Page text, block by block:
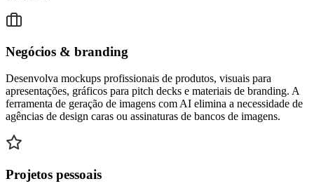
Negócios & branding
Desenvolva mockups profissionais de produtos, visuais para
apresentações, gráficos para pitch decks e materiais de branding. A
ferramenta de geração de imagens com AI elimina a necessidade de
agências de design caras ou assinaturas de bancos de imagens.
Projetos pessoais